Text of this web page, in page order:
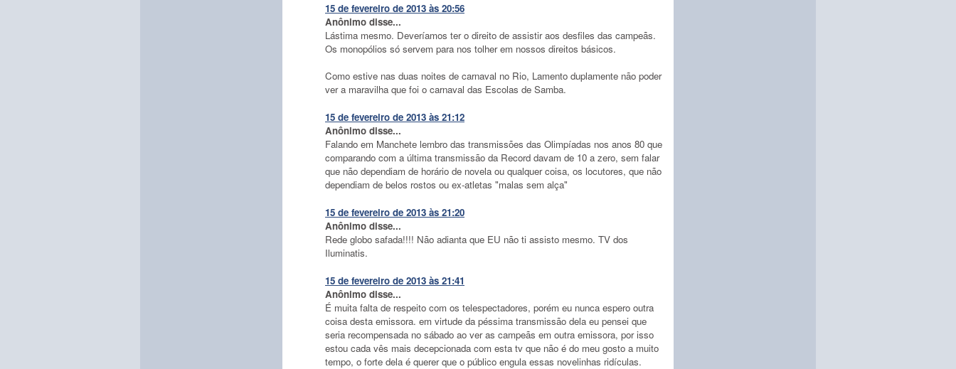
15 de fevereiro de 2013 às 20:56
Anônimo disse...
Lástima mesmo. Deveríamos ter o direito de assistir aos desfiles das campeãs.
Os monopólios só servem para nos tolher em nossos direitos básicos.
Como estive nas duas noites de carnaval no Rio, Lamento duplamente não poder
ver a maravilha que foi o carnaval das Escolas de Samba.
15 de fevereiro de 2013 às 21:12
Anônimo disse...
Falando em Manchete lembro das transmissões das Olimpíadas nos anos 80 que
comparando com a última transmissão da Record davam de 10 a zero, sem falar
que não dependiam de horário de novela ou qualquer coisa, os locutores, que não
dependiam de belos rostos ou ex-atletas "malas sem alça"
15 de fevereiro de 2013 às 21:20
Anônimo disse...
Rede globo safada!!!! Não adianta que EU não ti assisto mesmo. TV dos
Iluminatis.
15 de fevereiro de 2013 às 21:41
Anônimo disse...
É muita falta de respeito com os telespectadores, porém eu nunca espero outra
coisa desta emissora. em virtude da péssima transmissão dela eu pensei que
seria recompensada no sábado ao ver as campeãs em outra emissora, por isso
estou cada vês mais decepcionada com esta tv que não é do meu gosto a muito
tempo, o forte dela é querer que o público engula essas novelinhas ridículas.